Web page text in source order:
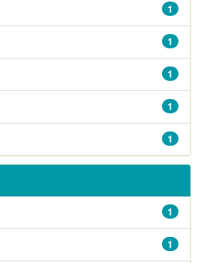
1
1
1
1
1
1
1